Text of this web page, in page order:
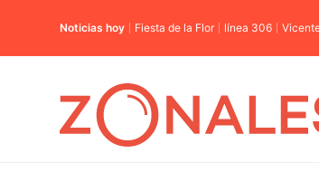
Noticias hoy Fiesta de la Flor línea 306